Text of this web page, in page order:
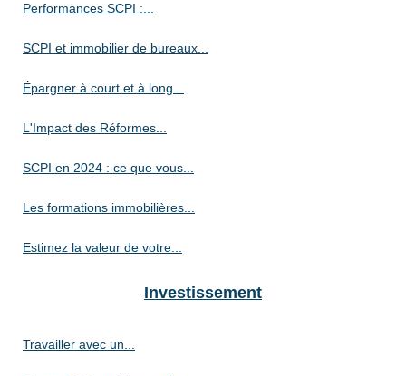
Performances SCPI :...
SCPI et immobilier de bureaux...
Épargner à court et à long...
L'Impact des Réformes...
SCPI en 2024 : ce que vous...
Les formations immobilières...
Estimez la valeur de votre...
Investissement
Travailler avec un...